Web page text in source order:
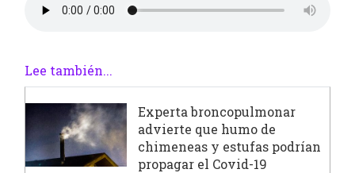
Lee también...
Experta broncopulmonar
advierte que humo de
chimeneas y estufas podrían
propagar el Covid-19